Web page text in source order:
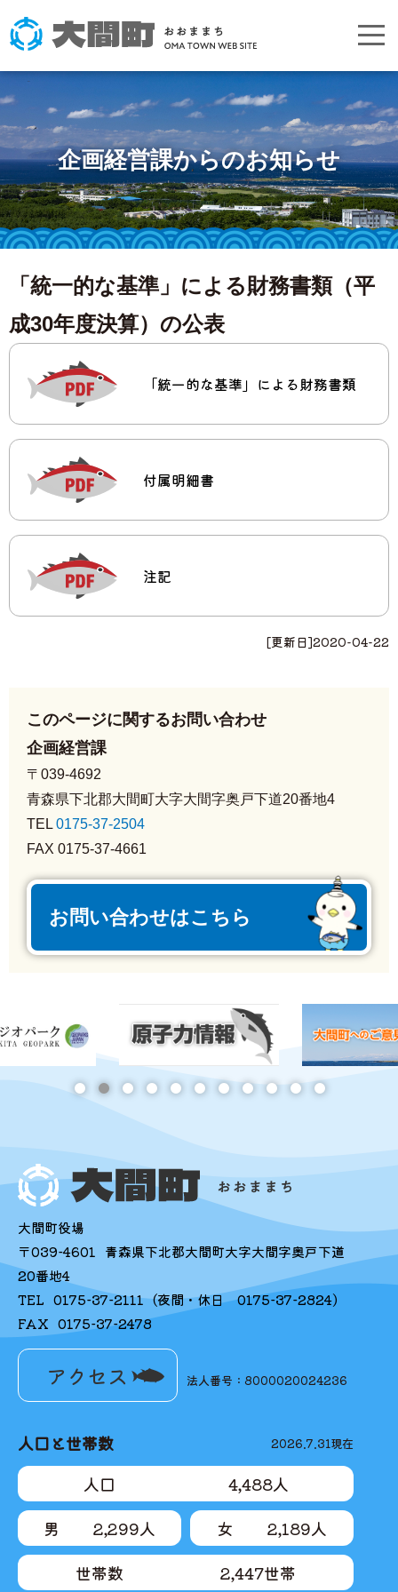
企画経営課からのお知らせ
「統一的な基準」による財務書類（平
成30年度決算）の公表
「統一的な基準」による財務書類
付属明細書
注記
[更新日]2020-04-22
このページに関するお問い合わせ
企画経営課
〒039-4692
青森県下北郡大間町大字大間字奥戸下道20番地4
TEL 0175-37-2504
FAX 0175-37-4661
お問い合わせはこちら
大間町役場
〒039-4601 青森県下北郡大間町大字大間字奥戸下道
20番地4
TEL 0175-37-2111 (夜間・休日0175-37-2824)
FAX 0175-37-2478
アクセス 法人番号：8000020024236
人口と世帯数 2026.7.31現在
人口 4,488人
男
2,299人 女 2,189人
世帯数
2,447世帯